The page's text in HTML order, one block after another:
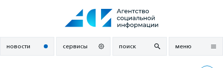
новости сервисы поиск меню